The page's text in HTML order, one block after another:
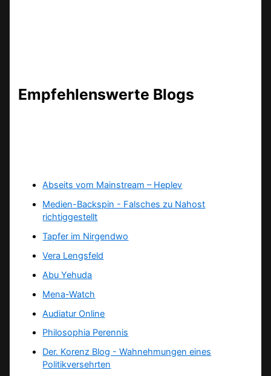
Empfehlenswerte Blogs
Abseits vom Mainstream – Heplev
Medien-Backspin - Falsches zu Nahost
richtiggestellt
Tapfer im Nirgendwo
Vera Lengsfeld
Abu Yehuda
Mena-Watch
Audiatur Online
Philosophia Perennis
Der. Korenz Blog - Wahnehmungen eines
Politikversehrten